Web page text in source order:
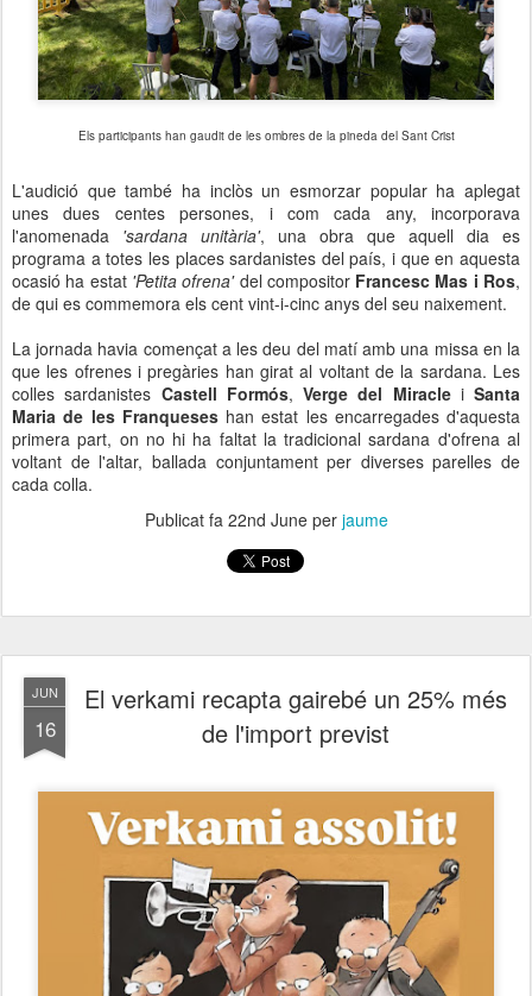
Els participants han gaudit de les ombres de la pineda del Sant Crist
L'audició que també ha inclòs un esmorzar popular ha aplegat
unes dues centes persones, i com cada any, incorporava
l'anomenada 'sardana unitària', una obra que aquell dia es
programa a totes les places sardanistes del país, i que en aquesta
ocasió ha estat 'Petita ofrena'del compositor Francesc Mas i Ros,
de qui es commemora els cent vint-i-cinc anys del seu naixement.
La jornada havia començat a les deu del matí amb una missa en la
que les ofrenes i pregàries han girat al voltant de la sardana. Les
colles sardanistes Castell Formós, Verge del Miraclei Santa
Maria de les Franqueseshan estat les encarregades d'aquesta
primera part, on no hi ha faltat la tradicional sardana d'ofrena al
voltant de l'altar, ballada conjuntament per diverses parelles de
cada colla.
Publicat fa 22nd Juneper jaume
JUN
16
El verkami recapta gairebé un 25% més
de l'import previst